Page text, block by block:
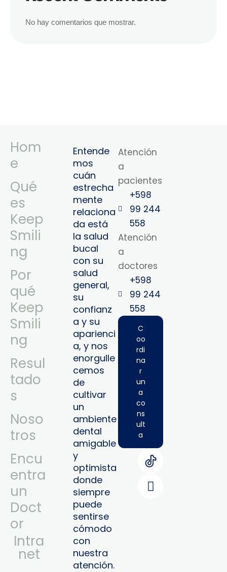
No hay comentarios que mostrar.
Hom
e
Qué
es
Keep
Smili
ng
Por
qué
Keep
Smili
ng
Resul
tado
s
Noso
tros
Encu
entra
un
Doct
or
Intra
Net
Entende
mos
cuán
estrecha
mente
relaciona
da está
la salud
bucal
con su
salud
general,
su
confianz
a y su
aparienci
a, y nos
enorgulle
cemos
de
cultivar
un
ambiente
dental
amigable
y
optimista
donde
siempre
puede
sentirse
cómodo
con
nuestra
atención.
Atención
a
pacientes
+598
99 244
558
Atención
a
doctores
+598
99 244
558‬‬
C
oo
rdi
na
r
un
a
co
ns
ult
a